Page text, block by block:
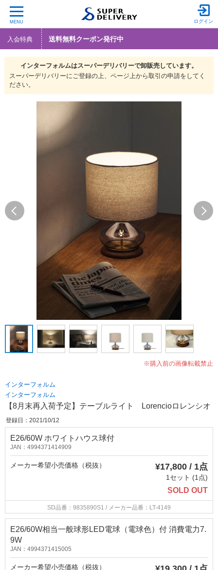
MENU ログイン
入会特典 送料無料クーポン発行中
インターフォルムはスーパーデリバリーで卸販売しています。
スーパーデリバリーにご登録の上、ページ上から取引の申請をしてく
ださい。
※購入前の画像転載禁止
インターフォルム
インターフォルム
【8月末再入荷予定】テーブルライト Lorencioロレンシオ
登録日：2021/10/12
E26/60W ホワイトハウス球付
JAN：4994371414909
メーカー希望小売価格（税抜） ¥17,800 / 1点
1セット (1点)
SOLD OUT
SD品番：9835890S1 / メーカー品番：LT-4149
E26/60W相当一般球形LED電球（電球色）付 消費電力7.
9W
JAN：4994371415005
メーカー希望小売価格（税抜）